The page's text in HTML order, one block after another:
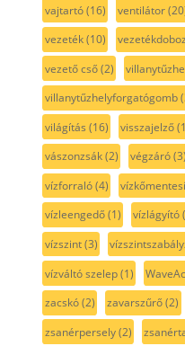
vajtartó(16) ventilátor
vezeték(10) vezetékdoboz
vezető cső(2)
villanytűzhelyforgatógomb
világítás (16) visszajelző
vászonzsák(2) végzáró(3)
vízforraló(4)
vízleengedő(1) vízlágyító
vízszint(3)
vízváltó szelep(1)
zacskó(2) zavarszűrő(2)
zsanérpersely(2)